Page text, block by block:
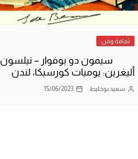
ثقافة وفن
سيمون دو بوفوار – نيلسون
أليغرين: يوميات كورسيكا، لندن
سعيد بوخليط 15/06/2023